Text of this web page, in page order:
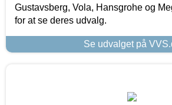
Gustavsberg, Vola, Hansgrohe og
for at se deres udvalg.
Se udvalget på